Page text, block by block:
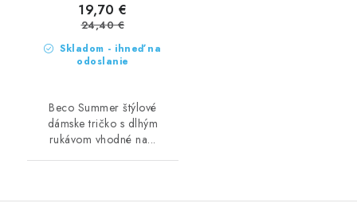
Skladom - ihneď na
odoslanie
19,70 €
24,40 €
Beco Summer štýlové
dámske tričko s dlhým
rukávom vhodné na...